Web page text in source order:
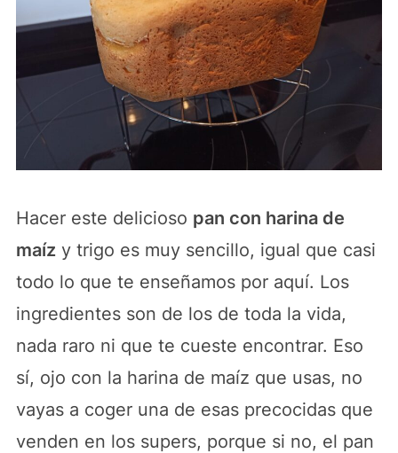
Hacer este delicioso pan con harina de
maízy trigo es muy sencillo, igual que casi
todo lo que te enseñamos por aquí. Los
ingredientes son de los de toda la vida,
nada raro ni que te cueste encontrar. Eso
sí, ojo con la harina de maíz que usas, no
vayas a coger una de esas precocidas que
venden en los supers, porque si no, el pan